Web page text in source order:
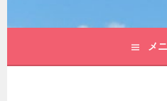
メ